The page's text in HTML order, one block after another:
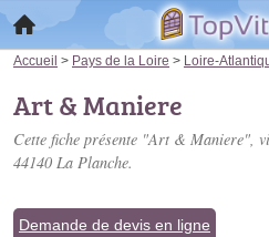
Accueil > Pays de la Loire > Loire-
Art & Maniere
Cette fiche présente "Art & Maniere",
44140 La Planche.
Demande de devis en ligne